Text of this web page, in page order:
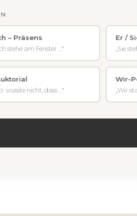
– Präsens
stehe am Fenster …"
Er /
„Sie
wusste nicht, dass …"
Wir-
„Wir